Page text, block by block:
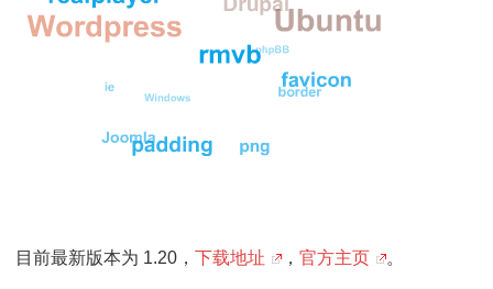
目前最新版本为 1.20， 下载地址 ， 官方主页 。